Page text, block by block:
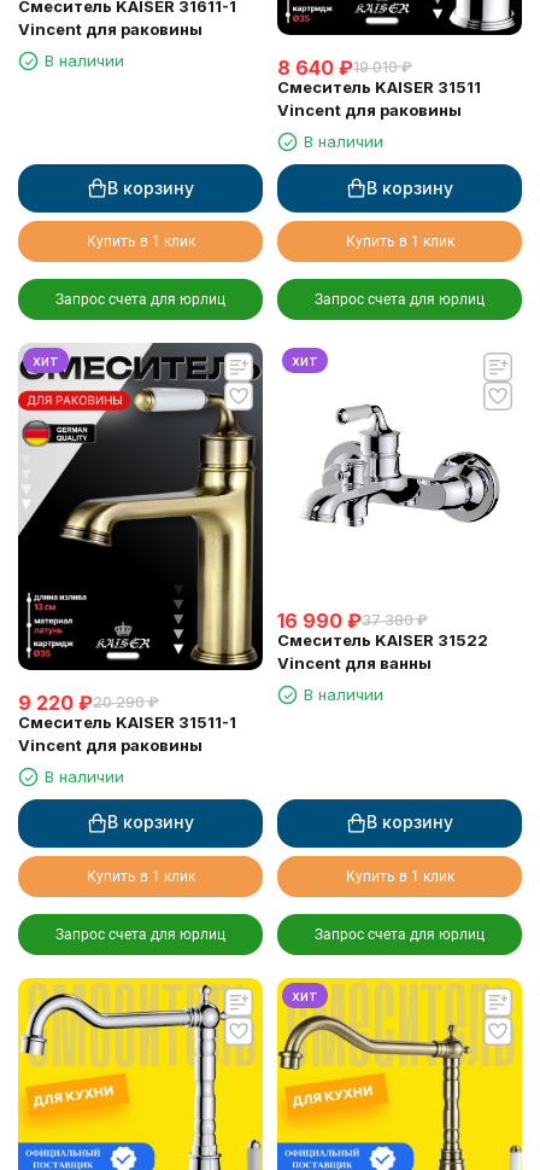
Смеситель KAISER 31611-1
Vincent для раковины
В наличии
В корзину
Купить в 1 клик
Запрос счета для юрлиц
8 640 ₽19 010 ₽
Смеситель KAISER 31511
Vincent для раковины
В наличии
В корзину
Купить в 1 клик
Запрос счета для юрлиц
хит
9 220 ₽20 290 ₽
Смеситель KAISER 31511-1
Vincent для раковины
В наличии
В корзину
Купить в 1 клик
Запрос счета для юрлиц
хит
16 990 ₽37 380 ₽
Смеситель KAISER 31522
Vincent для ванны
В наличии
В корзину
Купить в 1 клик
Запрос счета для юрлиц
хит